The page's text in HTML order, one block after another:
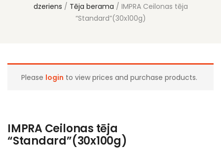
dzeriens
Tēja berama
IMPRA Ceilonas tēja
“Standard”(30x100g)
Please login to view prices and purchase products.
IMPRA Ceilonas tēja
“Standard”(30x100g)